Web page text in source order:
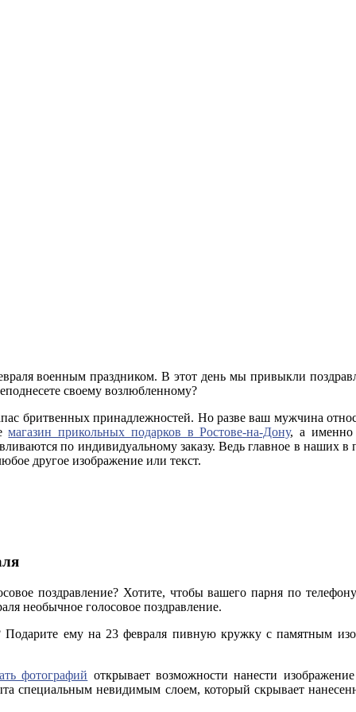
военным праздником. В этот день мы привыкли
своему возлюбленному?
бритвенных принадлежностей. Но разве ваш мужчина
магазин прикольных подарков в Ростове-на-Дону, а именно
по индивидуальному заказу. Ведь главное в
другое изображение или текст.
поздравление? Хотите, чтобы вашего парня по
необычное голосовое поздравление.
ему на 23 февраля пивную кружку с памятным
фотографий открывает возможности нанести
специальным невидимым слоем, который скрывает